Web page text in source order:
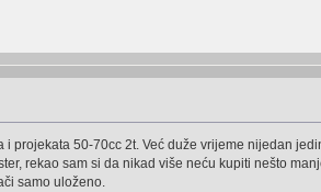
projekata 50-70cc 2t. Već duže vrijeme nijedan
rekao sam si da nikad više neću kupiti nešto
samo uloženo.